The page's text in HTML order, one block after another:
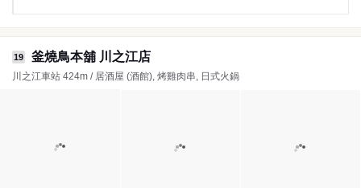
19 釜燒鳥本舖 川之江店
川之江車站 424m / 居酒屋 (酒館), 烤雞肉串, 日式火鍋